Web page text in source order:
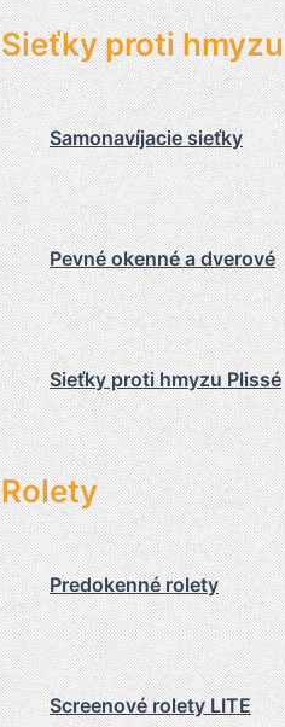
Sieťky proti hmyzu
Samonavíjacie sieťky
Pevné okenné a dverové
Sieťky proti hmyzu Plissé
Rolety
Predokenné rolety
Screenové rolety LITE